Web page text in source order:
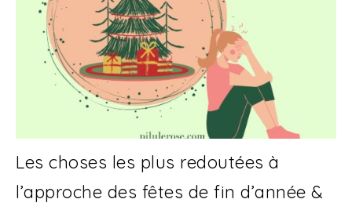
Les choses les plus redoutées à
l’approche des fêtes de fin d’année &